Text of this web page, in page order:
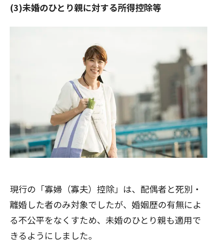
(3)未婚のひとり親に対する所得控除等
現行の「寡婦（寡夫）控除」は、配偶者と死別・
離婚した者のみ対象でしたが、婚姻歴の有無によ
る不公平をなくすため、未婚のひとり親も適用で
きるようにしました。